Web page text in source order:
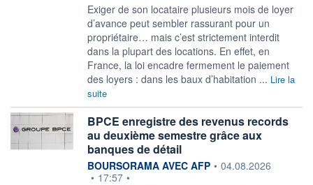
Exiger de son locataire plusieurs mois de loyer
d’avance peut sembler rassurant pour un
propriétaire… mais c’est strictement interdit
dans la plupart des locations. En effet, en
France, la loi encadre fermement le paiement
des loyers : dans les baux d’habitation ... Lire la
suite
BPCE enregistre des revenus records
au deuxième semestre grâce aux
banques de détail
information fournie par
BOURSORAMA AVEC AFP • 04.08.2026
• 17:57 •